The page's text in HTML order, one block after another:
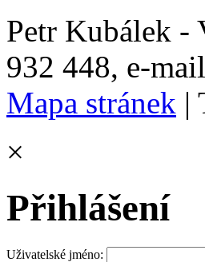
Petr Kubálek -
932 448, e-
Mapa stránek |
×
Přihlášení
Uživatelské jméno: